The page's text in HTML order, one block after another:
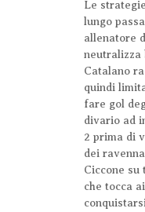
Le
lungo
allenatore
neutralizza
Catalano
quindi
fare gol
divario ad
2 prima di
dei
Ciccone su
che tocca